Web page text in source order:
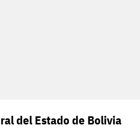
del Estado de Bolivia